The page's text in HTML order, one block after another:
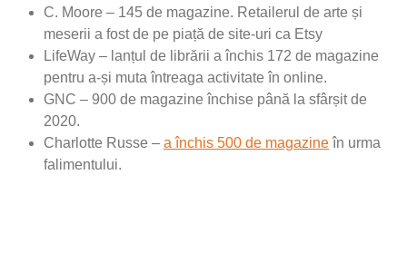
C. Moore – 145 de magazine. Retailerul de arte și
meserii a fost de pe piață de site-uri ca Etsy
LifeWay – lanțul de librării a închis 172 de magazine
pentru a-și muta întreaga activitate în online.
GNC – 900 de magazine închise până la sfârșit de
2020.
Charlotte Russe – a închis 500 de magazineîn urma
falimentului.